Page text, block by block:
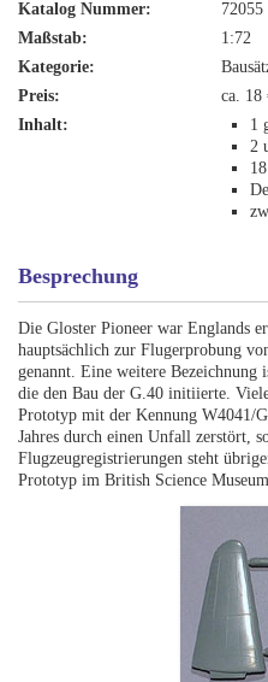
Katalog Nummer:
Maßstab:
1:72
Kategorie:
Preis:
ca. 18
Inhalt:
1
2
Besprechung
Die Gloster Pioneer war Englands
hauptsächlich zur Flugerprobung
genannt. Eine weitere
die den Bau der G.40 initiierte.
Prototyp mit der Kennung W4041/
Jahres durch einen Unfall zerstört,
Flugzeugregistrierungen steht
Prototyp im British Science